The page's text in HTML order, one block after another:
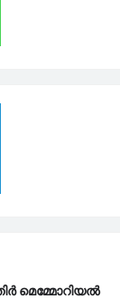
മെമ്മോറിയൽ